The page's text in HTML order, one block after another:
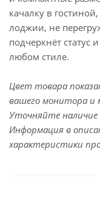
качалку в
лоджии, не
подчеркнёт статус
любом стиле.
Цвет товара
вашего монитора и
Уточняйте наличие
Информация в
характеристики